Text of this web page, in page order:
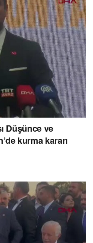
Düşünce ve
kurma kararı